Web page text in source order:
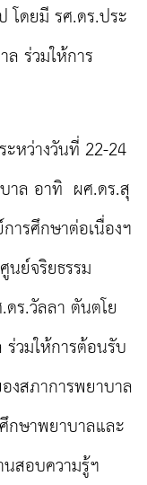
โดยมี รศ.ดร.ประ
ร่วมให้การ
หว่างวันที่22-24
าล อาทิ ผศ.ดร.สุ
ารศึกษาต่อเนื่องฯ
ย์จริยธรรม
ร.วัลลา ตันตโย
วมให้การต้อนรับ
งสภาการพยาบาล
กษาพยาบาลและ
สอบความรู้ฯ